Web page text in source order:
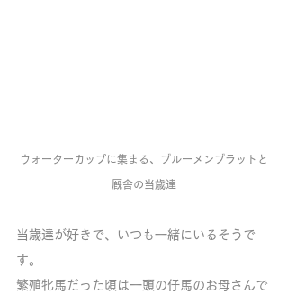
ウォーターカップに集まる、ブルーメンブラットと
厩舎の当歳達
当歳達が好きで、いつも一緒にいるそうで
す。
繁殖牝馬だった頃は一頭の仔馬のお母さんで